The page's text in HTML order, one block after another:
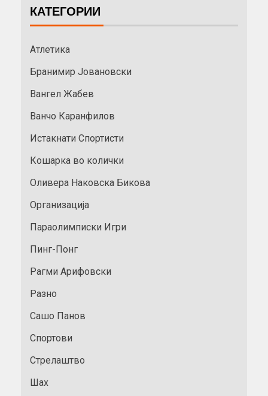
КАТЕГОРИИ
Атлетика
Бранимир Јовановски
Вангел Жабев
Ванчо Каранфилов
Истакнати Спортисти
Кошарка во колички
Оливера Наковска Бикова
Организација
Параолимписки Игри
Пинг-Понг
Рагми Арифовски
Разно
Сашо Панов
Спортови
Стрелаштво
Шах